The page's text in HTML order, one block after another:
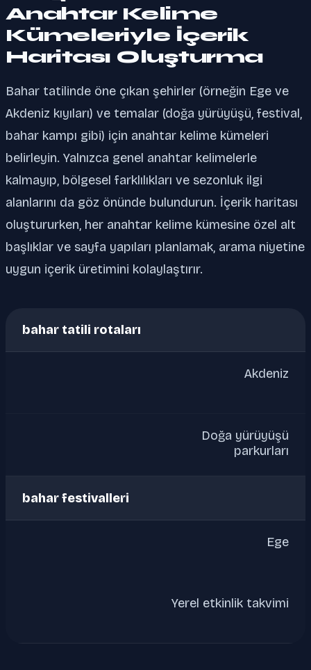
Anahtar Kelime
Kümeleriyle İçerik
Haritası Oluşturma
Bahar tatilinde öne çıkan şehirler (örneğin Ege ve
Akdeniz kıyıları) ve temalar (doğa yürüyüşü, festival,
bahar kampı gibi) için anahtar kelime kümeleri
belirleyin. Yalnızca genel anahtar kelimelerle
kalmayıp, bölgesel farklılıkları ve sezonluk ilgi
alanlarını da göz önünde bulundurun. İçerik haritası
oluştururken, her anahtar kelime kümesine özel alt
başlıklar ve sayfa yapıları planlamak, arama niyetine
uygun içerik üretimini kolaylaştırır.
bahar tatili rotaları
Akdeniz
Doğa yürüyüşü
parkurları
bahar festivalleri
Ege
Yerel etkinlik takvimi